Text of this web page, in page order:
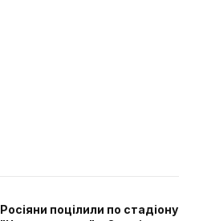
Росіяни поцілили по стадіону